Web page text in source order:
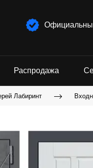
Распродажа
Лабиринт